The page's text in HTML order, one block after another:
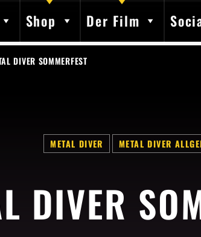
Shop Der Film
SHARE THIS PAGE
Twitter Facebook Pinterest
DIVER SOMMERFEST
METAL DIVER METAL DIVER
DIVER